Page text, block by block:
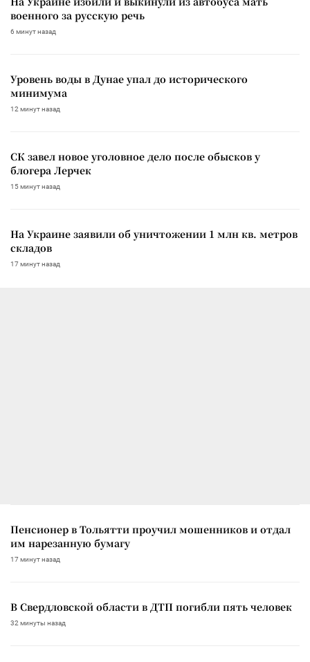
военного за русскую речь
6 минут назад
Уровень воды в Дунае упал до исторического
минимума
12 минут назад
СК завел новое уголовное дело после обысков у
блогера Лерчек
15 минут назад
На Украине заявили об уничтожении 1 млн кв. метров
складов
17 минут назад
Пенсионер в Тольятти проучил мошенников и отдал
им нарезанную бумагу
17 минут назад
В Свердловской области в ДТП погибли пять человек
32 минуты назад